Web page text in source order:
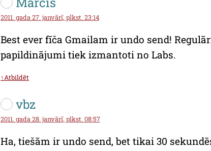
2011. gada 27. janvārī, plkst. 23:14
Best ever fīča Gmailam ir undo send!
papildinājumi tiek izmantoti no Labs.
↑Atbildēt
vbz
2011. gada 28. janvārī, plkst. 08:57
Ha, tiešām ir undo send, bet tikai 30